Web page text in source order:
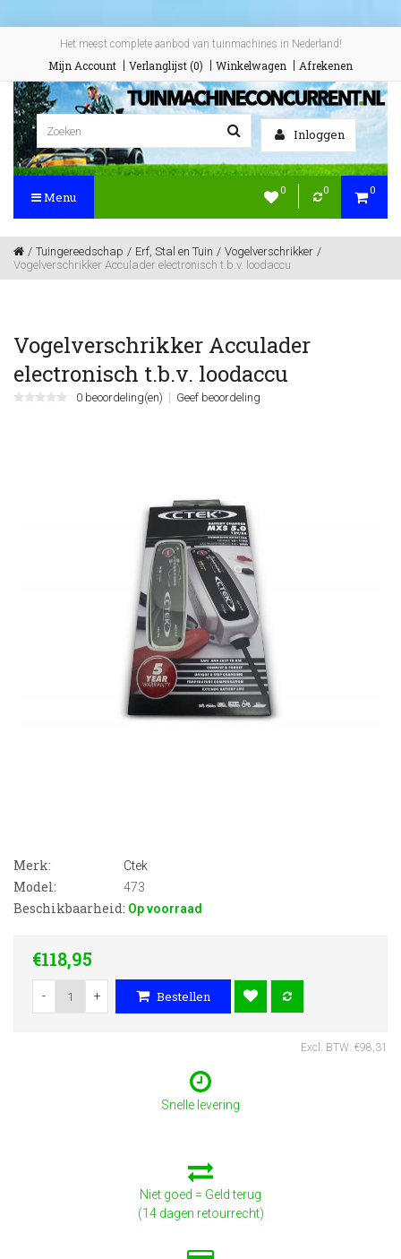
Het meest complete aanbod van tuinmachines in Nederland!
Mijn Account Verlanglijst (0) Winkelwagen Afrekenen
Inloggen
0 0 0
Menu
Tuingereedschap Erf, Stal en Tuin
Vogelverschrikker
Vogelverschrikker Acculader electronisch t.b.v. loodaccu
Vogelverschrikker Acculader
electronisch t.b.v. loodaccu
0 beoordeling(en) Geef beoordeling
Merk: Ctek
Model: 473
Beschikbaarheid: Op voorraad
€118,95
- + Bestellen
Excl. BTW: €98,31
Snelle levering
Niet goed = Geld terug
(14 dagen retourrecht)